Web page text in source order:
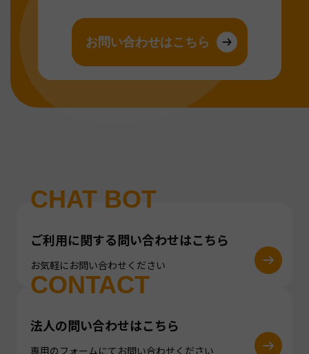
お問い合わせはこちら
CHAT BOT
ご利用に関する問い合わせはこちら
お気軽にお問い合わせください
CONTACT
法人の問い合わせはこちら
専用のフォームにてお問い合わせください